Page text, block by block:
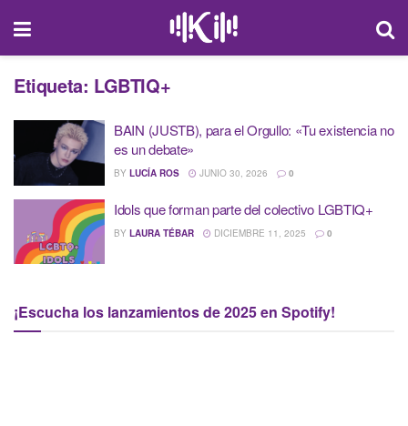
Etiqueta: LGBTIQ+
BAIN (JUSTB), para el Orgullo: «Tu existencia no
es un debate»
BY LUCÍA ROS JUNIO 30, 2026 0
Idols que forman parte del colectivo LGBTIQ+
BY LAURA TÉBAR DICIEMBRE 11, 2025 0
¡Escucha los lanzamientos de 2025 en Spotify!